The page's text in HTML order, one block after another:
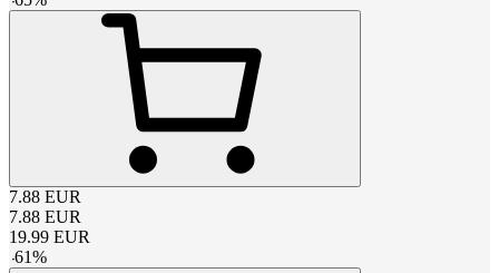
7.88 EUR
7.88 EUR
19.99 EUR
-61%